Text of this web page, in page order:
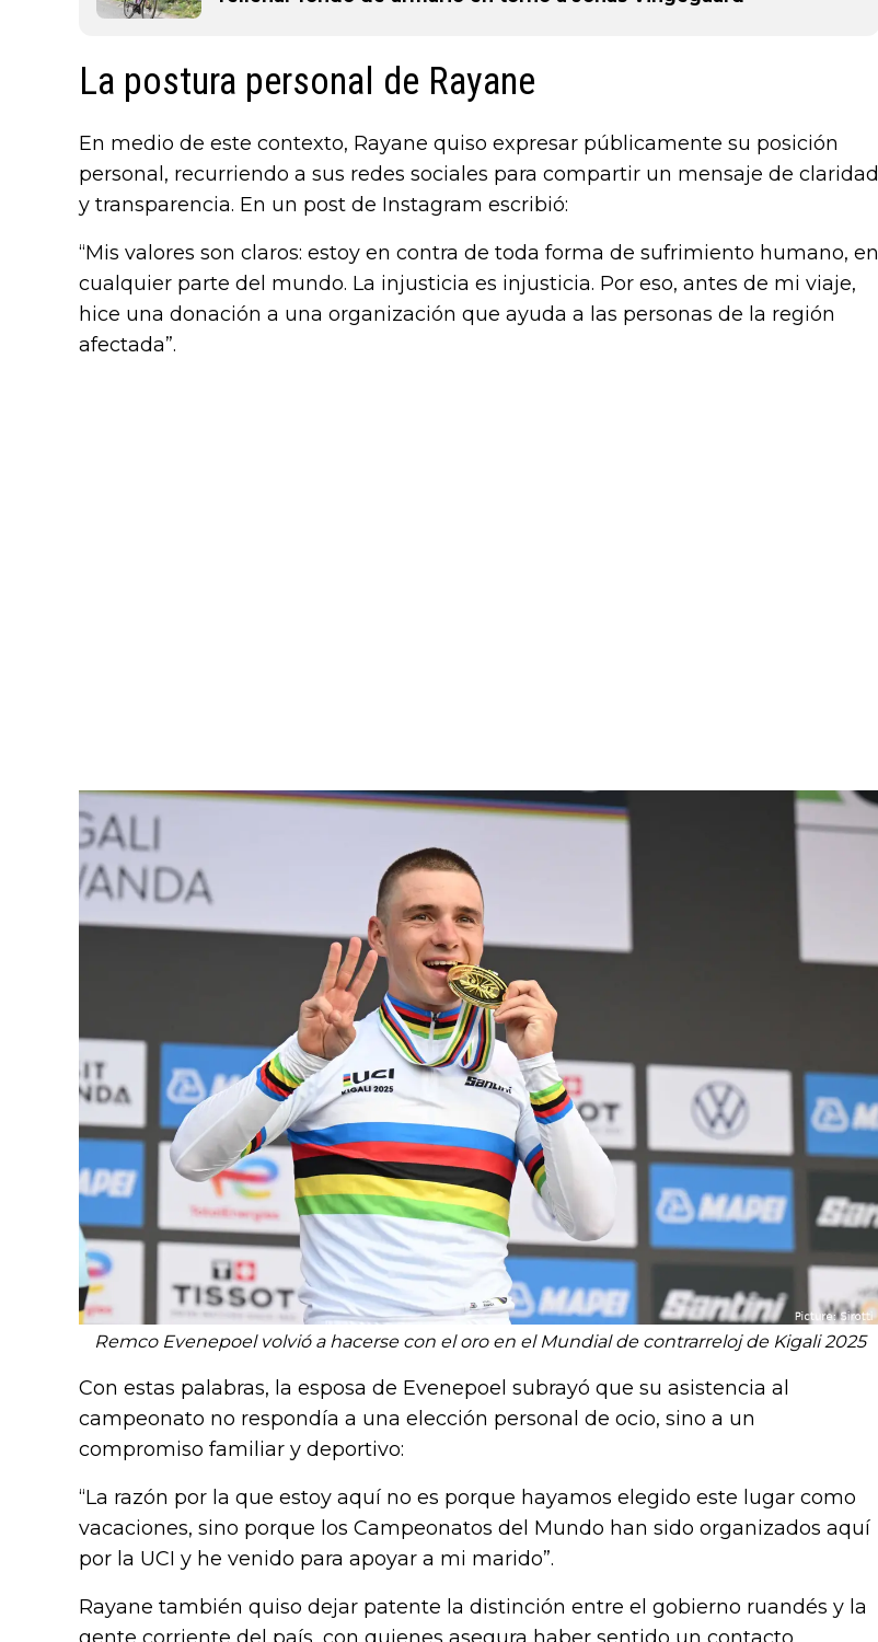
La postura personal de Rayane
En medio de este contexto, Rayane quiso expresar públicamente su posición
personal, recurriendo a sus redes sociales para compartir un mensaje de claridad
y transparencia. En un post de Instagram escribió:
“Mis valores son claros: estoy en contra de toda forma de sufrimiento humano, en
cualquier parte del mundo. La injusticia es injusticia. Por eso, antes de mi viaje,
hice una donación a una organización que ayuda a las personas de la región
afectada”.
Remco Evenepoel volvió a hacerse con el oro en el Mundial de contrarreloj de Kigali 2025
Con estas palabras, la esposa de Evenepoel subrayó que su asistencia al
campeonato no respondía a una elección personal de ocio, sino a un
compromiso familiar y deportivo:
“La razón por la que estoy aquí no es porque hayamos elegido este lugar como
vacaciones, sino porque los Campeonatos del Mundo han sido organizados aquí
por la UCI y he venido para apoyar a mi marido”.
Rayane también quiso dejar patente la distinción entre el gobierno ruandés y la